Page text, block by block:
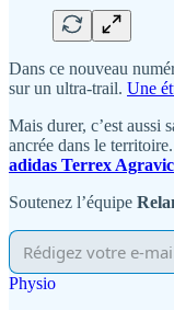
Dans ce nouveau
sur un ultra-trail. Une
Mais durer, c’est aussi
ancrée dans le
adidas Terrex
Soutenez l’équipe
Physio